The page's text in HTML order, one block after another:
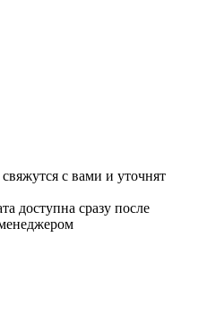
с вами и уточнят
доступна сразу после